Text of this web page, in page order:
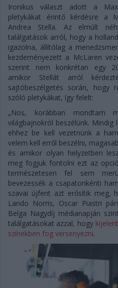
Ironikus választ adott a Max
pletykákat érintő kérdésre a
Andrea Stella. Az elmúlt
találgatások arról, hogy a
igazolna, állítólag a
kezdeményezett a McLaren
szerint nem konkrétan egy
amikor Stellát arról
sajtóbeszélgetés során, hogy
szóló pletykákat, így felelt:
„Nos, korábban mondtam
világbajnokról beszélünk. Mindig
ehhez be kell vezetnünk a
velem kell erről beszélni,
és amikor olyan helyzetben
meg fogjuk fontolni ezt az
természetesen fel sem
bevezessék a csapatonkénti
szavai újfent azt erősítik meg,
Lando Norris, Oscar Piastri
Belga Nagydíj médianapján
találgatásokat azzal, hogy
színekben fog versenyezni.